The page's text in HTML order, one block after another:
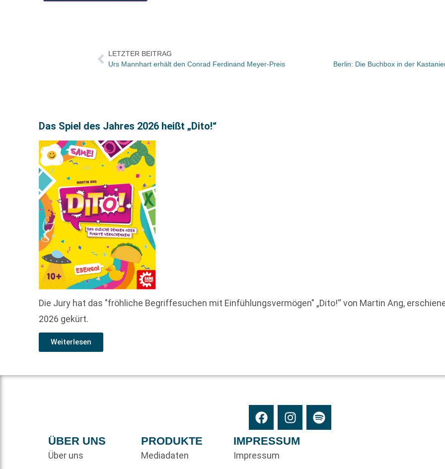
LETZTER BEITRAG
Urs Mannhart erhält den Conrad Ferdinand Meyer-Preis
Das Spiel des Jahres 2026 heißt „Dito!“
Die Jury hat das "fröhliche Begriffesuchen mit Einfühlungsvermögen" „Dito!“ von Martin Ang,
2026 gekürt.
Weiterlesen
ÜBER UNS
Über uns
PRODUKTE
Mediadaten
IMPRESSUM
Impressum